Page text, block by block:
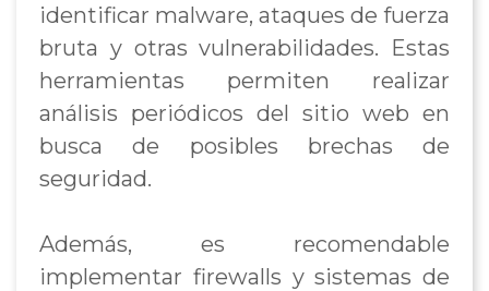
identificar malware, ataques de fuerza
bruta y otras vulnerabilidades. Estas
herramientas permiten realizar
análisis periódicos del sitio web en
busca de posibles brechas de
seguridad.
Además, es recomendable
implementar firewalls y sistemas de